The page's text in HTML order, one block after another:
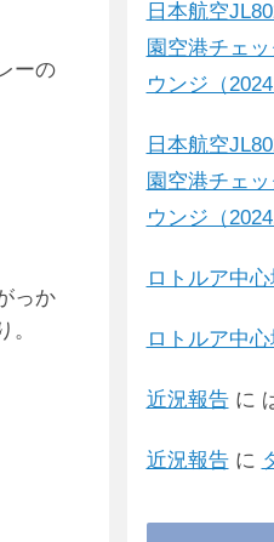
ーの
っか
日本航空
園空港チェ
ウンジ（
日本航空
園空港チェ
ウンジ（
ロトルア中
ロトルア中
近況報告に
近況報告に